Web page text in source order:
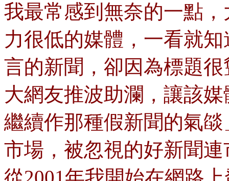
我最常感到無奈的一點
力很低的媒體，一看就
言的新聞，卻因為標題
大網友推波助瀾，讓該
繼續作那種假新聞的氣
市場，被忽視的好新聞